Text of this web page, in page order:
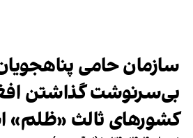
سازمان حامی
بی‌سرنوشت گذاشتن
کشورهای ثالث